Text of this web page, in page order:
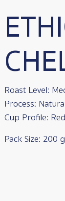
Roast Level:
Process:
Cup Profile:
Pack Size: 200